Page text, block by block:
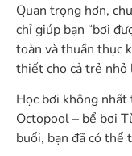
Quan trọng hơn,
chỉ giúp bạn “bơi
toàn và thuần thục
thiết cho cả trẻ nhỏ
Học bơi không
Octopool – bể bơi
buổi, bạn đã có thể